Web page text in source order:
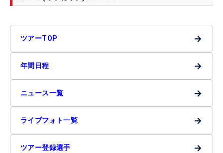
ツアーTOP →
年間日程 →
ニュース一覧 →
ライブフォト一覧 →
ツアー登録選手 →